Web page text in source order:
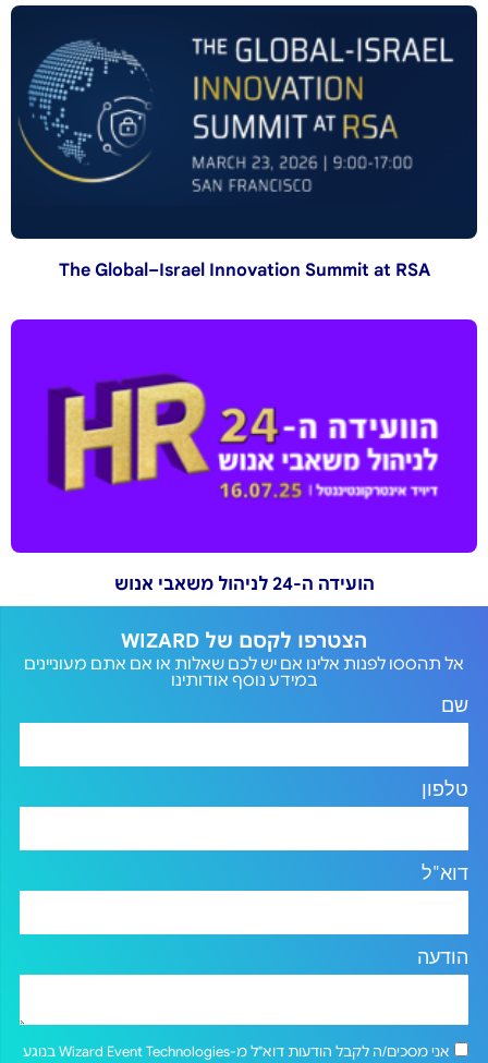
The Global–Israel Innovation Summit at RSA
הועידה ה-24 לניהול משאבי אנוש
הצטרפו לקסם של WIZARD
אל תהססו לפנות אלינו אם יש לכם שאלות או אם אתם מעוניינים
במידע נוסף אודותינו
שם
טלפון
דוא"ל
הודעה
אני מסכים/ה לקבל הודעות דוא"ל מ-Wizard Event Technologies בנוגע